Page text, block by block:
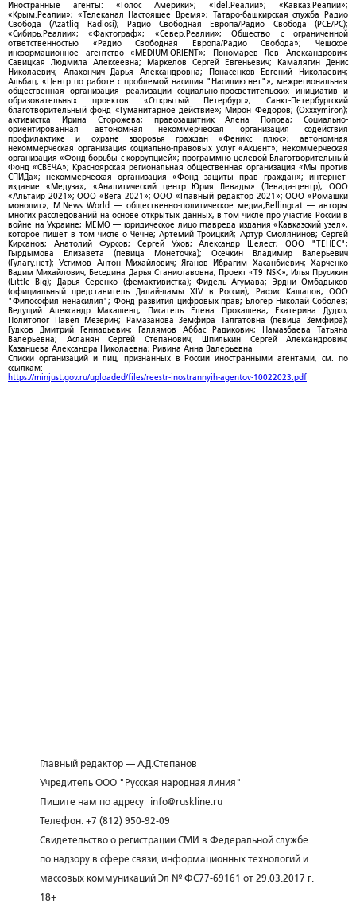
Иностранные агенты: «Голос Америки»; «Idel.Реалии»; «Кавказ.Реалии»;
«Крым.Реалии»; «Телеканал Настоящее Время»; Татаро-башкирская служба Радио
Свобода (Azatliq Radiosi); Радио Свободная Европа/Радио Свобода (PCE/PC);
«Сибирь.Реалии»; «Фактограф»; «Север.Реалии»; Общество с ограниченной
ответственностью «Радио Свободная Европа/Радио Свобода»; Чешское
информационное агентство «MEDIUM-ORIENT»; Пономарев Лев Александрович;
Савицкая Людмила Алексеевна; Маркелов Сергей Евгеньевич; Камалягин Денис
Николаевич; Апахончич Дарья Александровна; Понасенков Евгений Николаевич;
Альбац; «Центр по работе с проблемой насилия "Насилию.нет"»; межрегиональная
общественная организация реализации социально-просветительских инициатив и
образовательных проектов «Открытый Петербург»; Санкт-Петербургский
благотворительный фонд «Гуманитарное действие»; Мирон Федоров; (Oxxxymiron);
активистка Ирина Сторожева; правозащитник Алена Попова; Социально-
ориентированная автономная некоммерческая организация содействия
профилактике и охране здоровья граждан «Феникс плюс»; автономная
некоммерческая организация социально-правовых услуг «Акцент»; некоммерческая
организация «Фонд борьбы с коррупцией»; программно-целевой Благотворительный
Фонд «СВЕЧА»; Красноярская региональная общественная организация «Мы против
СПИДа»; некоммерческая организация «Фонд защиты прав граждан»; интернет-
издание «Медуза»; «Аналитический центр Юрия Левады» (Левада-центр); ООО
«Альтаир 2021»; ООО «Вега 2021»; ООО «Главный редактор 2021»; ООО «Ромашки
монолит»; M.News World — общественно-политическое медиа;Bellingcat — авторы
многих расследований на основе открытых данных, в том числе про участие России в
войне на Украине; МЕМО — юридическое лицо главреда издания «Кавказский узел»,
которое пишет в том числе о Чечне; Артемий Троицкий; Артур Смолянинов; Сергей
Кирсанов; Анатолий Фурсов; Сергей Ухов; Александр Шелест; ООО "ТЕНЕС";
Гырдымова Елизавета (певица Монеточка); Осечкин Владимир Валерьевич
(Гулагу.нет); Устимов Антон Михайлович; Яганов Ибрагим Хасанбиевич; Харченко
Вадим Михайлович; Беседина Дарья Станиславовна; Проект «T9 NSK»; Илья Прусикин
(Little Big); Дарья Серенко (фемактивистка); Фидель Агумава; Эрдни Омбадыков
(официальный представитель Далай-ламы XIV в России); Рафис Кашапов; ООО
"Философия ненасилия"; Фонд развития цифровых прав; Блогер Николай Соболев;
Ведущий Александр Макашенц; Писатель Елена Прокашева; Екатерина Дудко;
Политолог Павел Мезерин; Рамазанова Земфира Талгатовна (певица Земфира);
Гудков Дмитрий Геннадьевич; Галлямов Аббас Радикович; Намазбаева Татьяна
Валерьевна; Асланян Сергей Степанович; Шпилькин Сергей Александрович;
Казанцева Александра Николаевна; Ривина Анна Валерьевна
Списки организаций и лиц, признанных в России иностранными агентами, см. по
ссылкам:
https://minjust.gov.ru/uploaded/files/reestr-inostrannyih-agentov-10022023.pdf
Главный редактор — А.Д.Степанов
Учредитель ООО "Русская народная линия"
Пишите нам по адресу
info@ruskline.ru
Телефон: +7 (812) 950-92-09
Свидетельство о регистрации СМИ в Федеральной службе
по надзору в сфере связи, информационных технологий и
массовых коммуникаций Эл № ФС77-69161 от 29.03.2017 г.
18+